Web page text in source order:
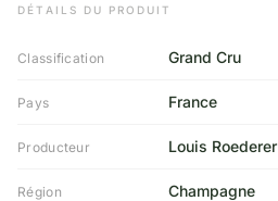
DÉTAILS DU PRODUIT
Classification Grand Cru
Pays France
Producteur Louis Roederer
Région Champagne